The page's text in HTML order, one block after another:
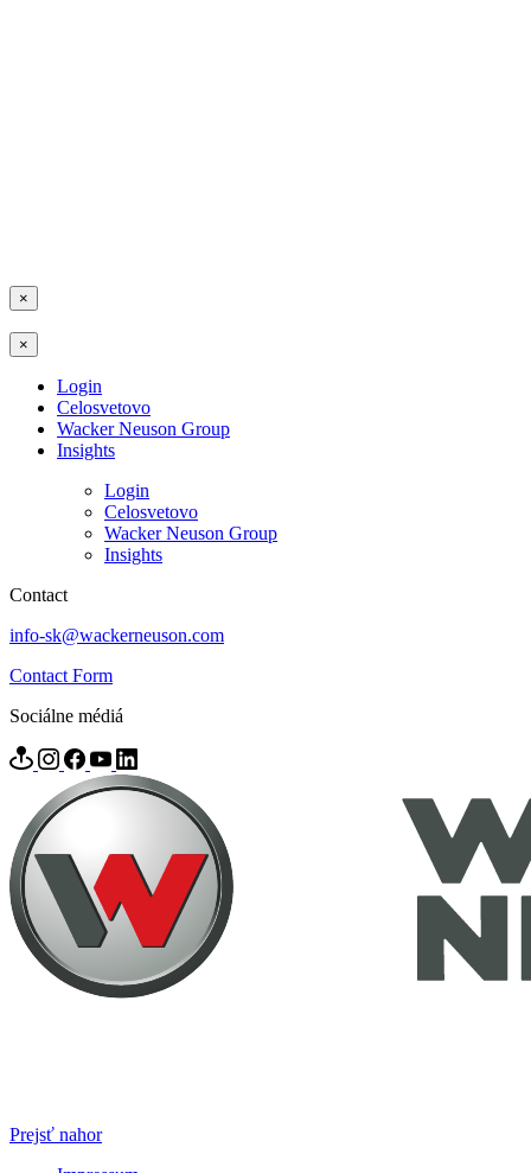
×
×
Login
Celosvetovo
Wacker Neuson Group
Insights
Login
Celosvetovo
Wacker Neuson Group
Insights
Contact
info-sk@wackerneuson.com
Contact Form
Sociálne médiá
Prejsť nahor